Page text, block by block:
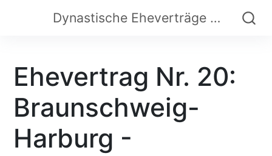
Dynastische Eheverträge der Frühen Neuzeit
Ehevertrag Nr. 20:
Braunschweig-
Harburg -